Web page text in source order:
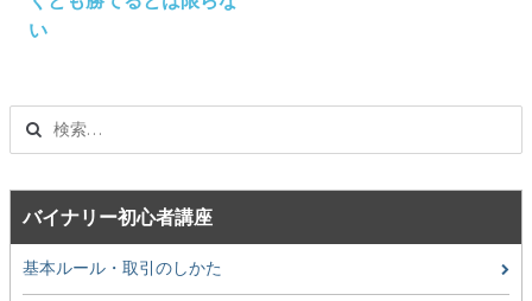
ゲ
シ
ョ
ン
い
バイナリー初心者講座
基本ルール・取引のしかた